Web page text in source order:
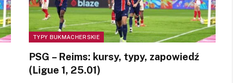
TYPY BUKMACHERSKIE
PSG – Reims: kursy, typy, zapowiedź
(Ligue 1, 25.01)